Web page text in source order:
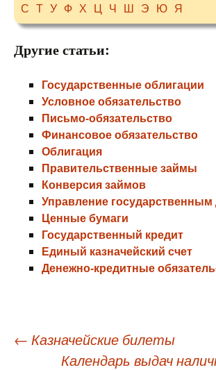
С Т У Ф Х Ц Ч Ш Э Ю Я
Другие статьи:
Государственные облигации
Условное обязательство
Письмо-обязательство
Финансовое обязательство
Облигация
Правительственные займы
Конверсия займов
Управление государственным
Ценные бумаги
Государственный кредит
Единый казначейский счет
Денежно-кредитные
Навигация
← Казначейские билеты
Календарь выдач